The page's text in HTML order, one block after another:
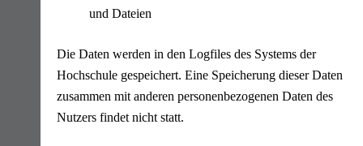
und Dateien
Die Daten werden in den Logfiles des Systems der
Hochschule gespeichert. Eine Speicherung dieser Daten
zusammen mit anderen personenbezogenen Daten des
Nutzers findet nicht statt.